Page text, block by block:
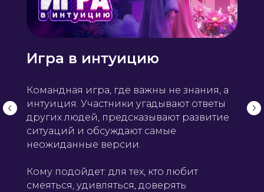
Игра в интуицию
Командная игра, где важны не знания, а
интуиция. Участники угадывают ответы
других людей, предсказывают развитие
ситуаций и обсуждают самые
неожиданные версии.
Кому подойдет: для тех, кто любит
смеяться, удивляться, доверять